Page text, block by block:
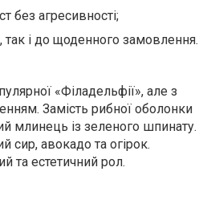
без агресивності;
так і до щоденного замовлення.
«Філадельфії», але з
Замість рибної оболонки
млинець із зеленого шпинату.
сир, авокадо та огірок.
та естетичний рол.